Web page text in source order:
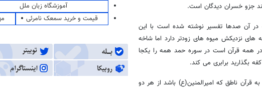
جزو خسران دیدگان است.
آن صدها تفسیر نوشته شده است با این
نزدیکش میوه های زودتر دارد اما شاخه
در همه قرآن است در سوره حمد همه را یکجا
بگذارید برابری می کند.
ناطق که امیرالمنین(ع) باشد از هر دو
آموزشگاه زبان ملل
قیمت و خرید سمعک نامرئی